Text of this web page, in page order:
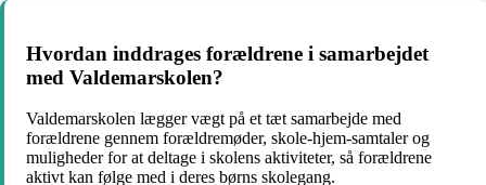
Hvordan inddrages forældrene i samarbejdet
med Valdemarskolen?
Valdemarskolen lægger vægt på et tæt samarbejde med
forældrene gennem forældremøder, skole-hjem-samtaler og
muligheder for at deltage i skolens aktiviteter, så forældrene
aktivt kan følge med i deres børns skolegang.